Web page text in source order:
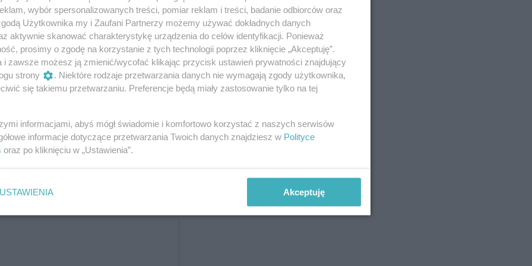
Chleb i Kawa
serwowane cały dzień?
tylko możemy zjeść dania śniadaniowe
jest ich szeroki wybór. Przestronne
na terenie Garnizonu, w Gdańsku
klasyków takich jak śniadanie
francuskie na słodko i słono (z
Do tego kilka rodzajów bajgli
Vegan Bowl z hummusem, smażonym
chętnie sięgną po bułkę
wybór spersonalizowanych treści, pomiar reklam i treści, badanie odbiorców oraz
Użytkownika my i Zaufani Partnerzy możemy używać dokładnych danych
aktywnie skanować charakterystykę urządzenia do celów identyfikacji. Ponieważ
prosimy o zgodę na korzystanie z tych technologii poprzez kliknięcie „Akceptuję”.
i zawsze możesz ją zmienić/wycofać klikając przycisk ustawień prywatności znajdujący
strony
. Niektóre rodzaje przetwarzania danych nie wymagają zgody użytkownika,
się takiemu przetwarzaniu. Preferencje będą miały zastosowanie tylko na tej
informacjami, abyś mógł świadomie i komfortowo korzystać z naszych serwisów
informacje dotyczące przetwarzania Twoich danych znajdziesz w Polityce
oraz po kliknięciu w „Ustawienia”.
USTAWIENIA Akceptuję